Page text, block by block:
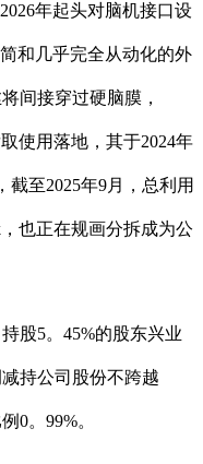
年起头对脑机接口设
和几乎完全从动化的外
间接穿过硬脑膜，
使用落地，其于2024年
至2025年9月，总利用
也正在规画分拆成为公
5。45%的股东兴业
持公司股份不跨越
0。99%。